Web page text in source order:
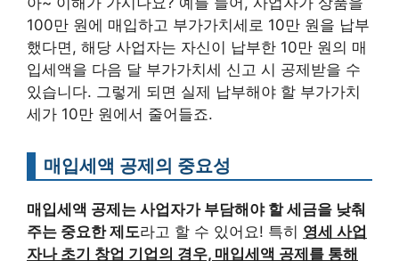
100만 원에 매입하고 부가가치세로 10만 원을 납부
했다면, 해당 사업자는 자신이 납부한 10만 원의 매
입세액을 다음 달 부가가치세 신고 시 공제받을 수
있습니다. 그렇게 되면 실제 납부해야 할 부가가치
세가 10만 원에서 줄어들죠.
매입세액 공제의 중요성
매입세액 공제는 사업자가 부담해야 할 세금을 낮춰
주는 중요한 제도라고 할 수 있어요! 특히 영세 사업
자나 초기 창업 기업의 경우, 매입세액 공제를 통해